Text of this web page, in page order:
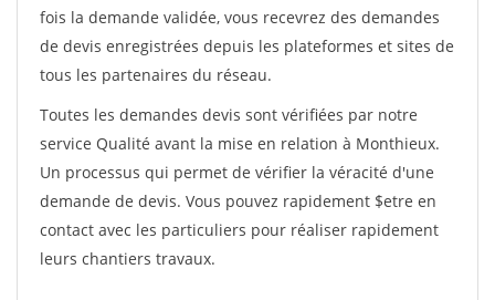
fois la demande validée, vous recevrez des demandes
de devis enregistrées depuis les plateformes et sites de
tous les partenaires du réseau.
Toutes les demandes devis sont vérifiées par notre
service Qualité avant la mise en relation à Monthieux.
Un processus qui permet de vérifier la véracité d'une
demande de devis. Vous pouvez rapidement $etre en
contact avec les particuliers pour réaliser rapidement
leurs chantiers travaux.